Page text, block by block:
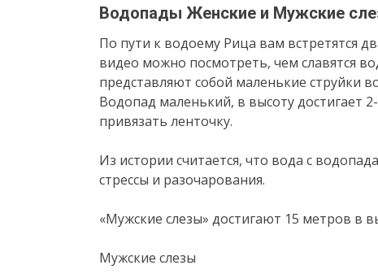
Водопады Женские и Мужские
По пути к водоему Рица вам встретятся
видео можно посмотреть, чем славятся
представляют собой маленькие струйки
Водопад маленький, в высоту достигает
привязать ленточку.
Из истории считается, что вода с
стрессы и разочарования.
«Мужские слезы» достигают 15 метров в
Мужские слезы